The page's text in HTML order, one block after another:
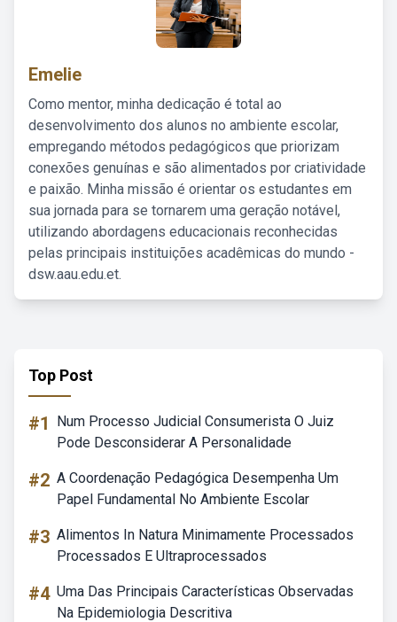
Emelie
Como mentor, minha dedicação é total ao
desenvolvimento dos alunos no ambiente escolar,
empregando métodos pedagógicos que priorizam
conexões genuínas e são alimentados por criatividade
e paixão. Minha missão é orientar os estudantes em
sua jornada para se tornarem uma geração notável,
utilizando abordagens educacionais reconhecidas
pelas principais instituições acadêmicas do mundo -
dsw.aau.edu.et.
Top Post
#1
Num Processo Judicial Consumerista O Juiz
Pode Desconsiderar A Personalidade
#2 A Coordenação Pedagógica Desempenha Um
Papel Fundamental No Ambiente Escolar
#3 Alimentos In Natura Minimamente Processados
Processados E Ultraprocessados
#4 Uma Das Principais Características Observadas
Na Epidemiologia Descritiva